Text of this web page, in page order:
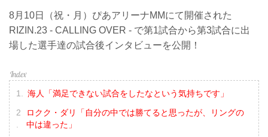
8月10日（祝・月）ぴあアリーナMMにて開催された
RIZIN.23 - CALLING OVER - で第1試合から第3試合に出
場した選手達の試合後インタビューを公開！
海人「満足できない試合をしたなという気持ちです」
ロクク・ダリ「自分の中では勝てると思ったが、リングの
中は違った」